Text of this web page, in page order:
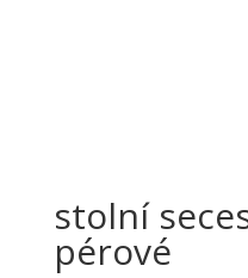
stolní
pérové